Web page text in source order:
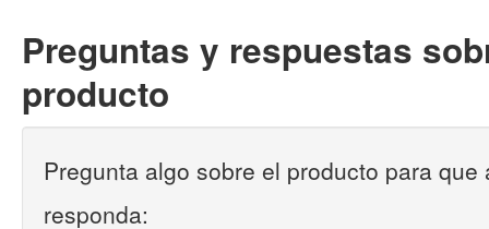
Preguntas y respuestas
producto
Pregunta algo sobre el producto para que
responda: